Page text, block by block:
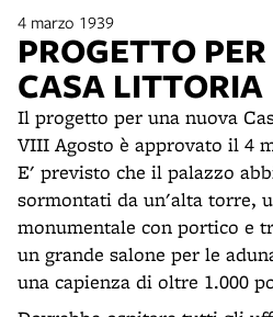
4 marzo 1939
PROGETTO
CASA LITTORIA
Il progetto per una nuova
VIII Agosto è approvato il 4
E' previsto che il palazzo
sormontati da un'alta torre,
monumentale con portico e
un grande salone per le
una capienza di oltre 1.000